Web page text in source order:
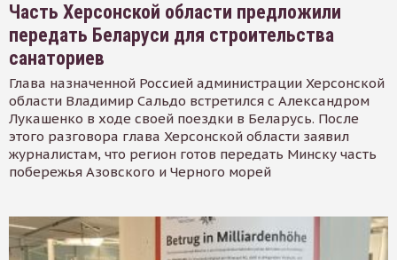
Часть Херсонской области предложили
передать Беларуси для строительства
санаториев
Глава назначенной Россией администрации Херсонской
области Владимир Сальдо встретился с Александром
Лукашенко в ходе своей поездки в Беларусь. После
этого разговора глава Херсонской области заявил
журналистам, что регион готов передать Минску часть
побережья Азовского и Черного морей